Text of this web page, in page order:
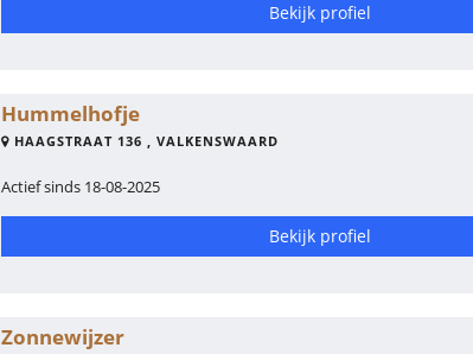
Bekijk profiel
Hummelhofje
HAAGSTRAAT 136 , VALKENSWAARD
Actief sinds 18-08-2025
Bekijk profiel
Zonnewijzer